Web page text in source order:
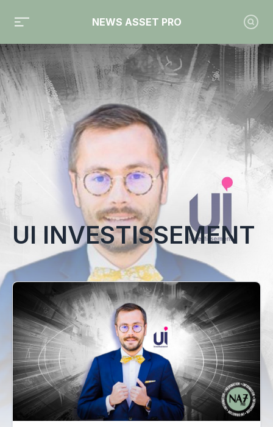
NEWS ASSET PRO
Toute l'actualité sur le tag "UI Investissement"
UI INVESTISSEMENT